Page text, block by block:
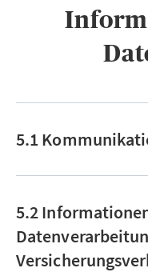
5.1
5.2